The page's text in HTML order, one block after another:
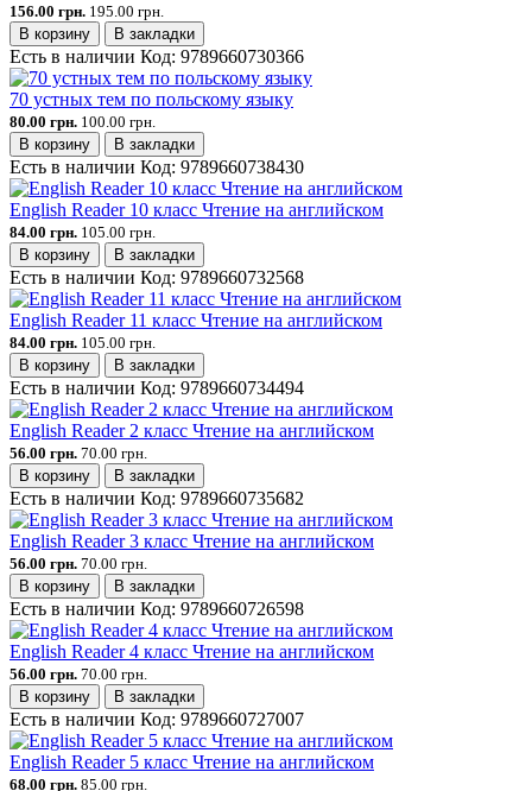
156.00 грн. 195.00 грн.
В корзину
В закладки
Есть в наличии Код: 9789660730366
70 устных тем по польскому языку
80.00 грн. 100.00 грн.
В корзину
В закладки
Есть в наличии Код: 9789660738430
English Reader 10 класс Чтение на английском
84.00 грн. 105.00 грн.
В корзину
В закладки
Есть в наличии Код: 9789660732568
English Reader 11 класс Чтение на английском
84.00 грн. 105.00 грн.
В корзину
В закладки
Есть в наличии Код: 9789660734494
English Reader 2 класс Чтение на английском
56.00 грн. 70.00 грн.
В корзину
В закладки
Есть в наличии Код: 9789660735682
English Reader 3 класс Чтение на английском
56.00 грн. 70.00 грн.
В корзину
В закладки
Есть в наличии Код: 9789660726598
English Reader 4 класс Чтение на английском
56.00 грн. 70.00 грн.
В корзину
В закладки
Есть в наличии Код: 9789660727007
English Reader 5 класс Чтение на английском
68.00 грн. 85.00 грн.